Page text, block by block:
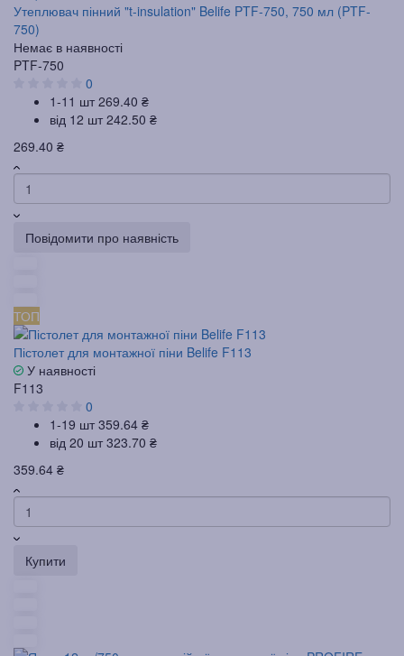
Утеплювач пінний "t-insulation" Belife PTF-750, 750 мл (PTF-
750)
Немає в наявності
PTF-750
0
1-11 шт 269.40 ₴
від 12 шт 242.50 ₴
269.40 ₴
Повідомити про наявність
ТОП
Пістолет для монтажної піни Belife F113
У наявності
F113
0
1-19 шт 359.64 ₴
від 20 шт 323.70 ₴
359.64 ₴
Купити